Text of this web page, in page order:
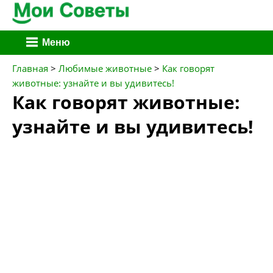
Перейти
к
содержимому
Меню
Главная > Любимые животные > Как говорят
животные: узнайте и вы удивитесь!
Как говорят животные:
узнайте и вы удивитесь!